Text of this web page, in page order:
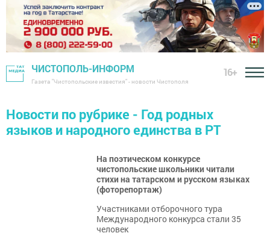
ЧИСТОПОЛЬ-ИНФОРМ
Газета "Чистопольские известия" - новости Чистополя
16+
Новости по рубрике - Год родных
языков и народного единства в РТ
На поэтическом конкурсе
чистопольские школьники читали
стихи на татарском и русском языках
(фоторепортаж)
Участниками отборочного тура
Международного конкурса стали 35
человек